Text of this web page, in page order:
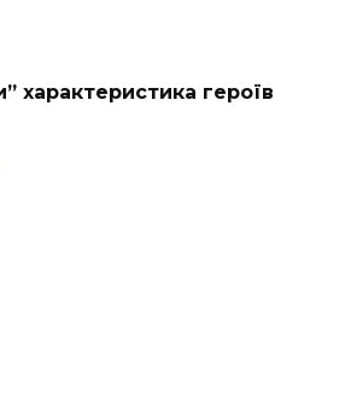
характеристика героїв